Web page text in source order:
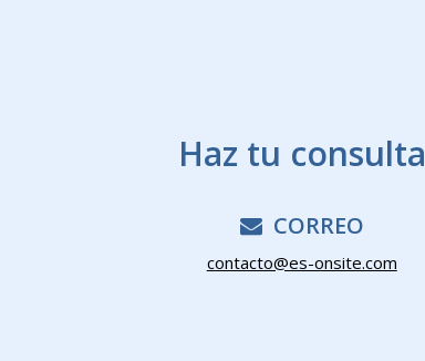
Haz tu consulta
CORREO
contacto@es-onsite.com